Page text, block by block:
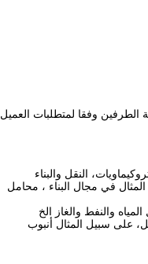
الطرفين وفقا لمتطلبات العميل
النقل والبناء
المثال في مجال البناء ، محامل
والنفط والغاز الخ
على سبيل المثال أنبوب